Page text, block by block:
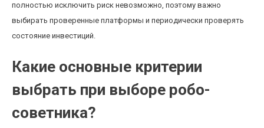
полностью исключить риск невозможно, поэтому важно
выбирать проверенные платформы и периодически проверять
состояние инвестиций.
Какие основные критерии
выбрать при выборе робо-
советника?